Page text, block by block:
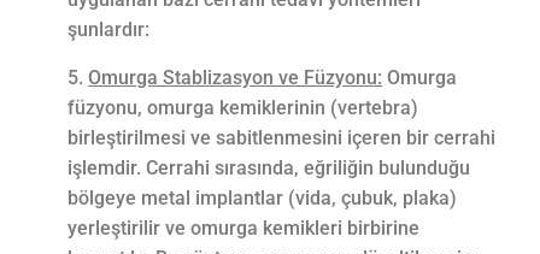
şunlardır:
Omurga Stablizasyon ve Füzyonu: Omurga
füzyonu, omurga kemiklerinin (vertebra)
birleştirilmesi ve sabitlenmesini içeren bir cerrahi
işlemdir. Cerrahi sırasında, eğriliğin bulunduğu
bölgeye metal implantlar (vida, çubuk, plaka)
yerleştirilir ve omurga kemikleri birbirine